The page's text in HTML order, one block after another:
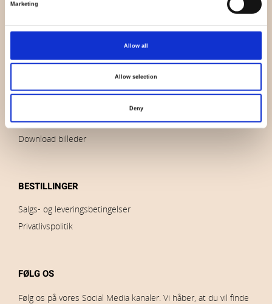
Marketing
Allow all
Allow selection
Deny
Udsalg
Impressum
Download billeder
BESTILLINGER
Salgs- og leveringsbetingelser
Privatlivspolitik
FØLG OS
Følg os på vores Social Media kanaler. Vi håber, at du vil finde